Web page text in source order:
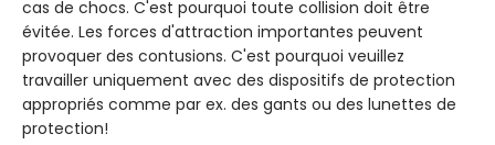
cas de chocs. C'est pourquoi toute collision doit être
évitée. Les forces d'attraction importantes peuvent
provoquer des contusions. C'est pourquoi veuillez
travailler uniquement avec des dispositifs de protection
appropriés comme par ex. des gants ou des lunettes de
protection!